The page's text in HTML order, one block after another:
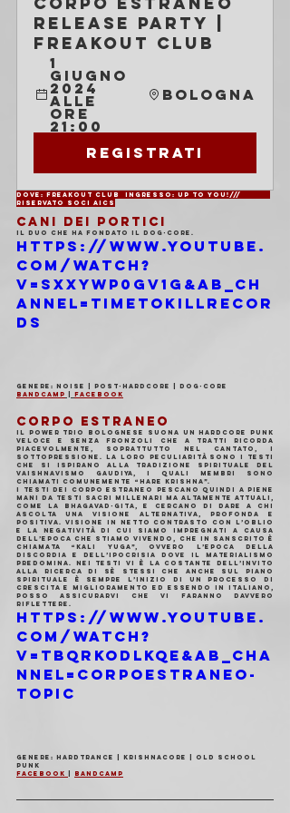
release party |
Freakout Club
1
giugno
2024
alle
ore
21:00
Bologna
Registrati
Dove: Freakout Club	Ingresso: Up to You!///
Riservato soci AICS
CANI DEI PORTICI
Il duo che ha fondato il dog-core.
https://www.youtube.
com/watch?
v=SxXywP0Gv1g&ab_ch
annel=TimeToKillRecor
ds
Genere: Noise | Post-Hardcore | Dog-core
Bandcamp
Facebook
CORPO ESTRANEO
Il power trio bolognese suona un hardcore punk
veloce e senza fronzoli che a tratti ricorda
piacevolmente, soprattutto nel cantato, i
Sottopressione. La loro peculiarità sono i testi
che si ispirano alla tradizione spirituale del
Vaishnavismo Gaudiya, i quali membri sono
chiamati comunemente “Hare Krishna”.
I testi dei Corpo Estraneo pescano quindi a piene
mani da testi sacri millenari ma altamente attuali,
come la Bhagavad-gita, e cercano di dare a chi
ascolta una visione alternativa, profonda e
positiva. Visione in netto contrasto con l’oblio
e la negatività di cui siamo impregnati a causa
dell’epoca che stiamo vivendo, che in sanscrito è
chiamata “Kali Yuga”, ovvero l’epoca della
discordia e dell’ipocrisia dove il materialismo
predomina. Nei testi vi è la costante dell’invito
alla ricerca di sè stessi che anche sul piano
spirituale è sempre l’inizio di un processo di
crescita e miglioramento ed essendo in italiano,
posso assicurarvi che vi faranno davvero
riflettere.
https://www.youtube.
com/watch?
v=tbQRKodLkqE&ab_cha
nnel=CorpoEstraneo-
Topic
Genere: Hardtrance | Krishnacore | Old School
Punk
Facebook | Bandcamp